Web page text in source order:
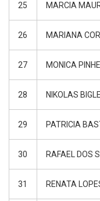
25 MARCIA
26 MARIANA
27 MONICA
28 NIKOLAS
29 PATRICIA
30 RAFAEL DOS
31 RENATA